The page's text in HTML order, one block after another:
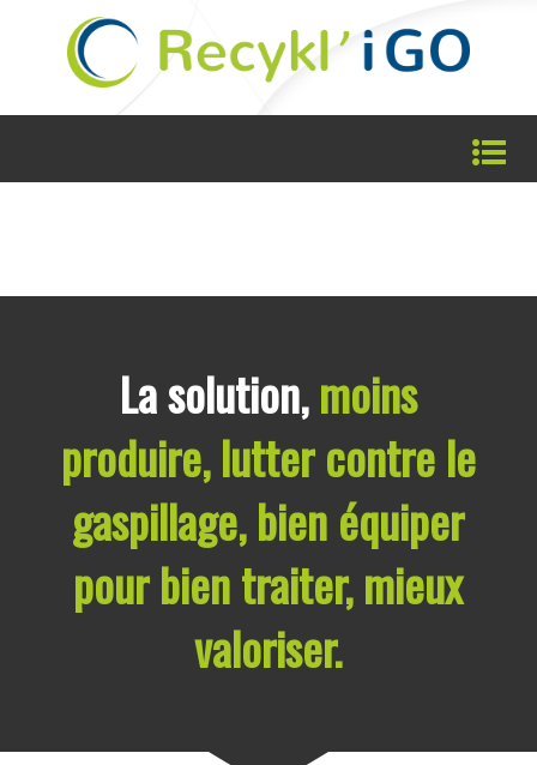
La solution,moins
produire, lutter contre le
gaspillage, bien équiper
pour bien traiter, mieux
valoriser.